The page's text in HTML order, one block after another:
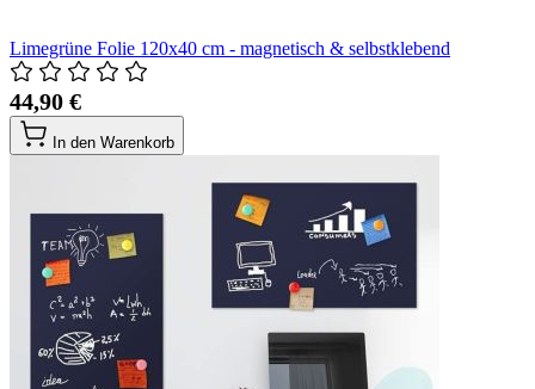
Limegrüne Folie 120x40 cm - magnetisch & selbstklebend
44,90 €
In den Warenkorb